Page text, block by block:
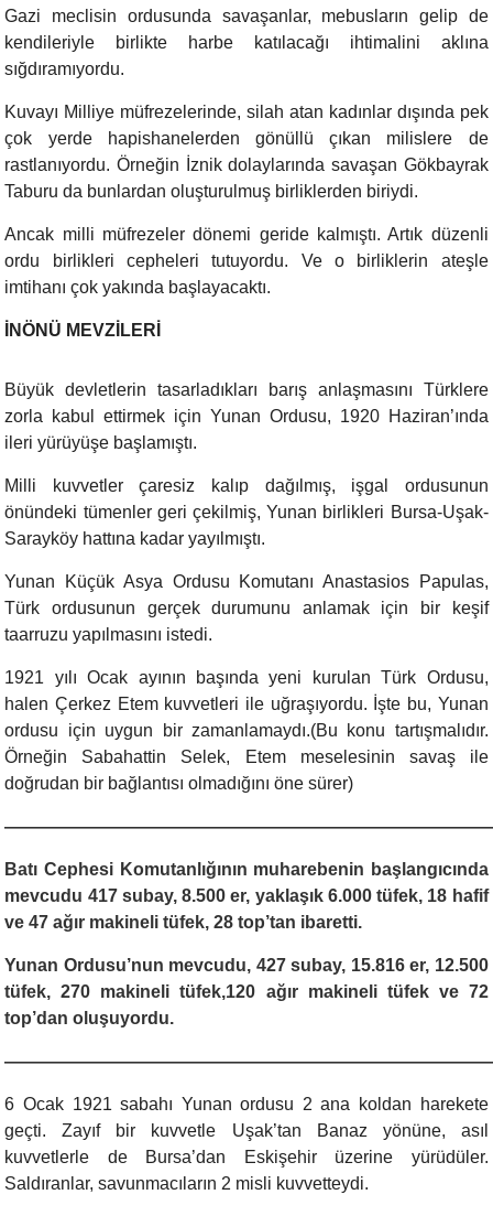
Gazi meclisin ordusunda savaşanlar, mebusların gelip de
kendileriyle birlikte harbe katılacağı ihtimalini aklına
sığdıramıyordu.
Kuvayı Milliye müfrezelerinde, silah atan kadınlar dışında pek
çok yerde hapishanelerden gönüllü çıkan milislere de
rastlanıyordu. Örneğin İznik dolaylarında savaşan Gökbayrak
Taburu da bunlardan oluşturulmuş birliklerden biriydi.
Ancak milli müfrezeler dönemi geride kalmıştı. Artık düzenli
ordu birlikleri cepheleri tutuyordu. Ve o birliklerin ateşle
imtihanı çok yakında başlayacaktı.
İNÖNÜ MEVZİLERİ
Büyük devletlerin tasarladıkları barış anlaşmasını Türklere
zorla kabul ettirmek için Yunan Ordusu, 1920 Haziran’ında
ileri yürüyüşe başlamıştı.
Milli kuvvetler çaresiz kalıp dağılmış, işgal ordusunun
önündeki tümenler geri çekilmiş, Yunan birlikleri Bursa-Uşak-
Sarayköy hattına kadar yayılmıştı.
Yunan Küçük Asya Ordusu Komutanı Anastasios Papulas,
Türk ordusunun gerçek durumunu anlamak için bir keşif
taarruzu yapılmasını istedi.
1921 yılı Ocak ayının başında yeni kurulan Türk Ordusu,
halen Çerkez Etem kuvvetleri ile uğraşıyordu. İşte bu, Yunan
ordusu için uygun bir zamanlamaydı.(Bu konu tartışmalıdır.
Örneğin Sabahattin Selek, Etem meselesinin savaş ile
doğrudan bir bağlantısı olmadığını öne sürer)
Batı Cephesi Komutanlığının muharebenin başlangıcında
mevcudu 417 subay, 8.500 er, yaklaşık 6.000 tüfek, 18 hafif
ve 47 ağır makineli tüfek, 28 top’tan ibaretti.
Yunan Ordusu’nun mevcudu, 427 subay, 15.816 er, 12.500
tüfek, 270 makineli tüfek,120 ağır makineli tüfek ve 72
top’dan oluşuyordu.
6 Ocak 1921 sabahı Yunan ordusu 2 ana koldan harekete
geçti. Zayıf bir kuvvetle Uşak’tan Banaz yönüne, asıl
kuvvetlerle de Bursa’dan Eskişehir üzerine yürüdüler.
Saldıranlar, savunmacıların 2 misli kuvvetteydi.